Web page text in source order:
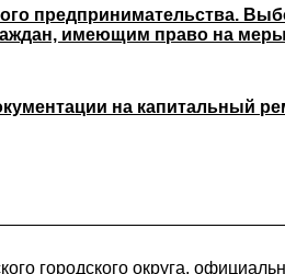
предпринимательства.
имеющим право на
на капитальный
городского округа,